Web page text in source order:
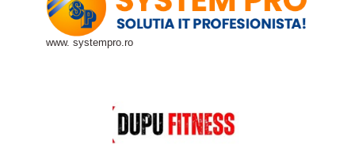
www. systempro.ro